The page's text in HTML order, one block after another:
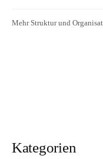
Mehr Struktur und
Kategorien